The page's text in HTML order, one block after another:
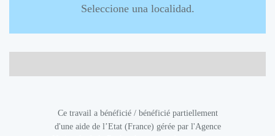
Seleccione una localidad.
Ce travail a bénéficié / bénéficié partiellement
d'une aide de l’Etat (France) gérée par l'Agence